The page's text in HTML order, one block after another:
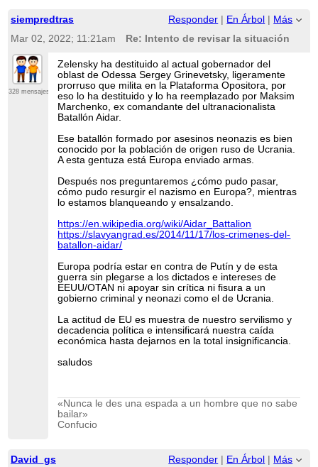
siempredtras Responder En Árbol
Más
Mar 02, 2022; 11:21am
Re: Intento de revisar la situación
328 mensajes
Zelensky ha destituido al actual gobernador del
oblast de Odessa Sergey Grinevetsky, ligeramente
prorruso que milita en la Plataforma Opositora, por
eso lo ha destituido y lo ha reemplazado por Maksim
Marchenko, ex comandante del ultranacionalista
Batallón Aidar.
Ese batallón formado por asesinos neonazis es bien
conocido por la población de origen ruso de Ucrania.
A esta gentuza está Europa enviado armas.
Después nos preguntaremos ¿cómo pudo pasar,
cómo pudo resurgir el nazismo en Europa?, mientras
lo estamos blanqueando y ensalzando.
https://en.wikipedia.org/wiki/Aidar_Battalion
https://slavyangrad.es/2014/11/17/los-crimenes-del-
batallon-aidar/
Europa podría estar en contra de Putín y de esta
guerra sin plegarse a los dictados e intereses de
EEUU/OTAN ni apoyar sin crítica ni fisura a un
gobierno criminal y neonazi como el de Ucrania.
La actitud de EU es muestra de nuestro servilismo y
decadencia política e intensificará nuestra caída
económica hasta dejarnos en la total insignificancia.
saludos
«Nunca le des una espada a un hombre que no sabe
bailar»
Confucio
David_gs Responder | En Árbol | Más